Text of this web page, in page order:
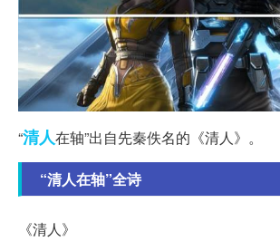
“清人在轴”出自先秦佚名的《清人》。
“清人在轴”全诗
《清人》